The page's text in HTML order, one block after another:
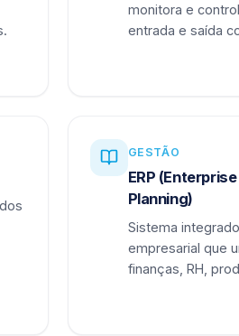
monitora e
entrada e saída
GESTÃO
ERP
Planning)
Sistema
empresarial que
finanças, RH,